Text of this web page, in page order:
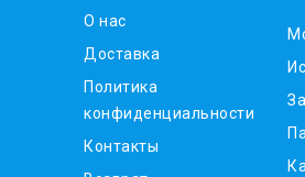
O нас
Доставка
Политика
конфиденциальности
Контакты